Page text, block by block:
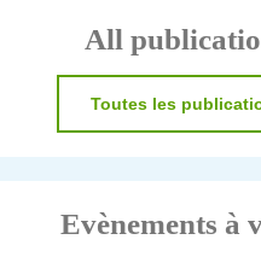
All
Toutes les
Evènements à